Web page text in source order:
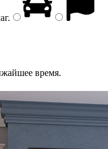
.
время.